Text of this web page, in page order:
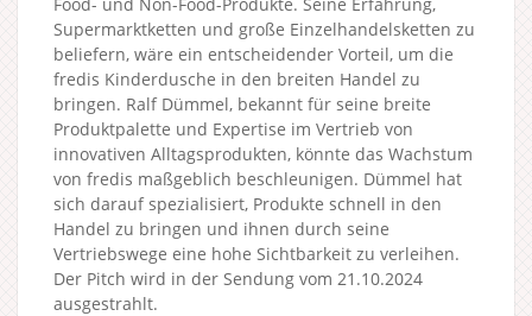
Supermarktketten und große Einzelhandelsketten zu
beliefern, wäre ein entscheidender Vorteil, um die
fredis Kinderdusche in den breiten Handel zu
bringen. Ralf Dümmel, bekannt für seine breite
Produktpalette und Expertise im Vertrieb von
innovativen Alltagsprodukten, könnte das Wachstum
von fredis maßgeblich beschleunigen. Dümmel hat
sich darauf spezialisiert, Produkte schnell in den
Handel zu bringen und ihnen durch seine
Vertriebswege eine hohe Sichtbarkeit zu verleihen.
Der Pitch wird in der Sendung vom 21.10.2024
ausgestrahlt.